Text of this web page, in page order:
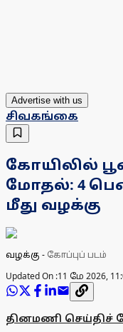
Advertise with us
சிவகங்கை
கோயிலில்
மோதல்: 4
மீது வழக்கு
வழக்கு - கோப்புப் படம்
Updated On :11 மே 2026,
தினமணி செய்திச்